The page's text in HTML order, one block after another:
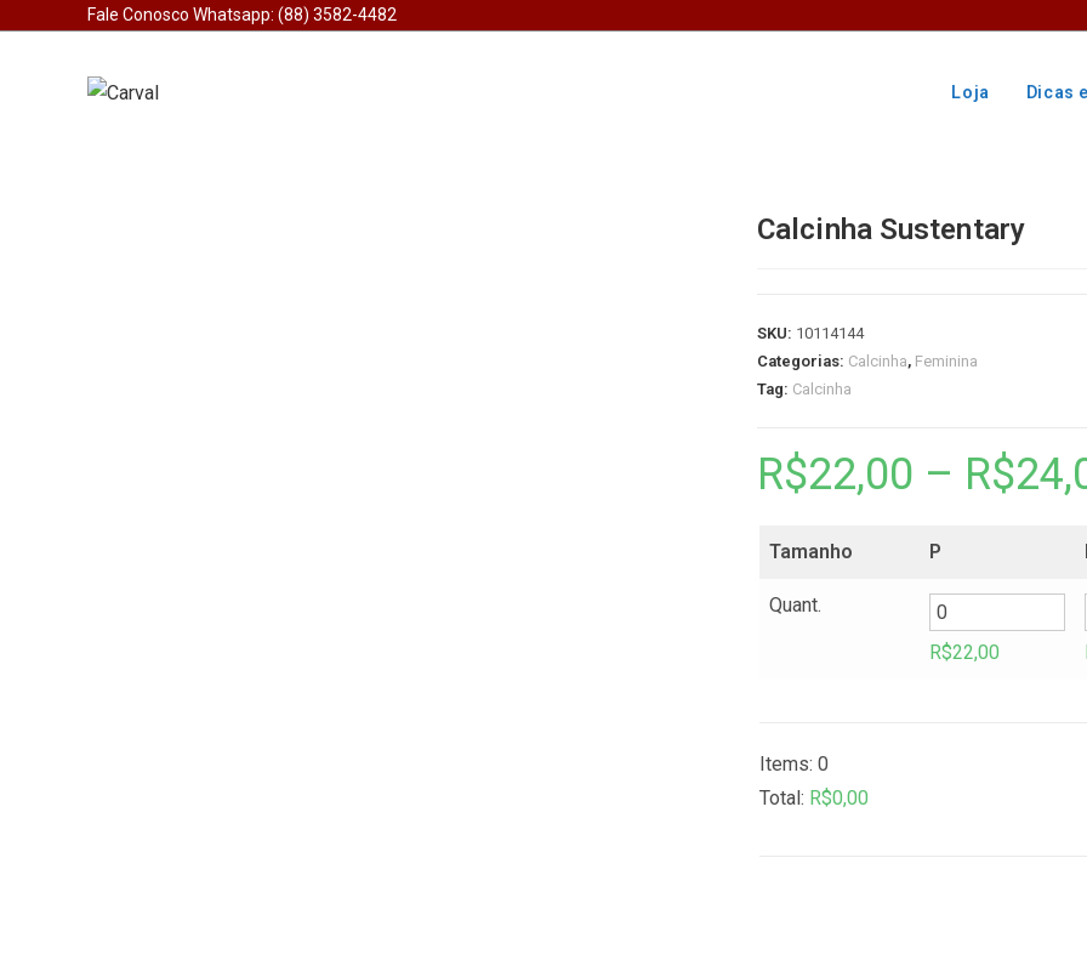
Fale Conosco Whatsapp: (88) 3582-4482
Loja Dicas
Calcinha Sustentary
SKU: 10114144
Categorias: Calcinha, Feminina
Tag: Calcinha
R$22,00 – R$
Tamanho P
Quant.
R$22,00
Items: 0
Total: R$0,00